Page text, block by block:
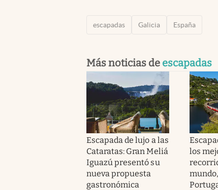
escapadas Galicia España
Más noticias de escapadas
Escapada de lujo a las
Cataratas: Gran Meliá
Iguazú presentó su
nueva propuesta
gastronómica
los